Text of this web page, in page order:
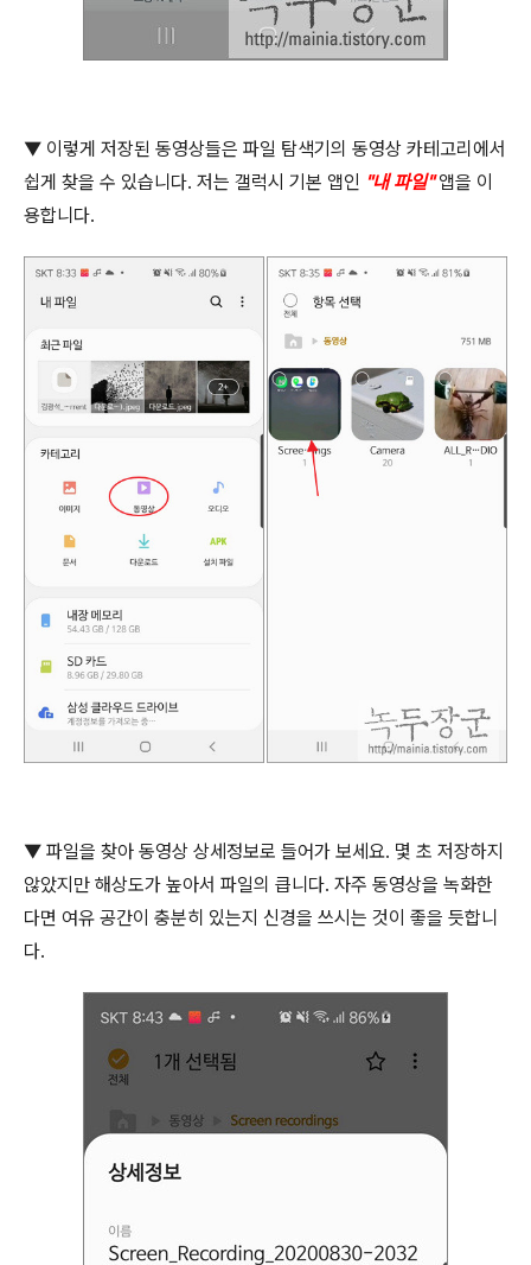
▼ 이렇게 저장된 동영상들은 파일 탐색기의 동영상 카테고리에서
쉽게 찾을 수 있습니다. 저는 갤럭시 기본 앱인 "내 파일" 앱을 이
용합니다.
▼ 파일을 찾아 동영상 상세정보로 들어가 보세요. 몇 초 저장하지
않았지만 해상도가 높아서 파일의 큽니다. 자주 동영상을 녹화한
다면 여유 공간이 충분히 있는지 신경을 쓰시는 것이 좋을 듯합니
다.